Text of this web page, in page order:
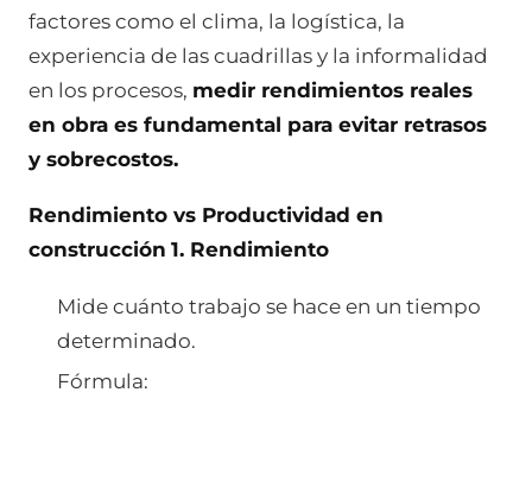
factores como el clima, la logística, la
experiencia de las cuadrillas y la informalidad
en los procesos, medir rendimientos reales
en obra es fundamental para evitar retrasos
y sobrecostos.
Rendimiento vs Productividad en
construcción 1. Rendimiento
Mide cuánto trabajo se hace en un tiempo
determinado.
Fórmula: